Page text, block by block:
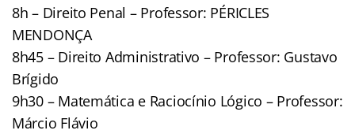
8h – Direito Penal – Professor: PÉRICLES
MENDONÇA
8h45 – Direito Administrativo – Professor: Gustavo
Brígido
9h30 – Matemática e Raciocínio Lógico – Professor:
Márcio Flávio